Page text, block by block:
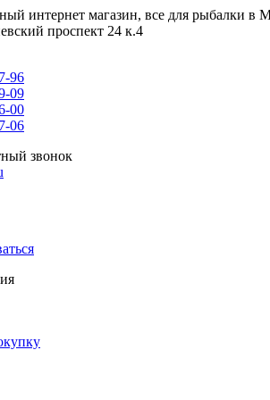
интернет магазин, все для рыбалки в
проспект 24 к.4
96
09
00
06
звонок